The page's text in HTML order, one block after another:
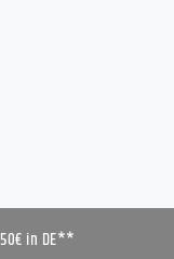
in DE**